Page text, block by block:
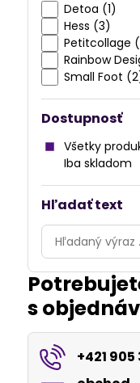
Detoa (1)
Hess (3)
Petitcollage
Rainbow
Small Foot
Dostupnosť
Všetky
Iba skladom
Hľadať text
Prehľadať
výsledky
filtra
fulltextom
s
+421 905